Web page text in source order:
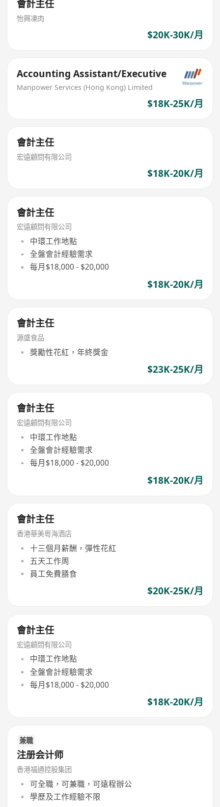
會計主任
怡興凍肉
$20K-30K/月
Accounting Assistant/Executive
Manpower Services (Hong Kong) Limited
$18K-25K/月
會計主任
宏遠顧問有限公司
$18K-20K/月
會計主任
宏遠顧問有限公司
中環工作地點
全盤會計經驗需求
每月$18,000 - $20,000
$18K-20K/月
會計主任
源盛食品
獎勵性花紅，年終獎金
$23K-25K/月
會計主任
宏遠顧問有限公司
中環工作地點
全盤會計經驗需求
每月$18,000 - $20,000
$18K-20K/月
會計主任
香港華美粵海酒店
十三個月薪酬，彈性花紅
五天工作周
員工免費膳食
$20K-25K/月
會計主任
宏遠顧問有限公司
中環工作地點
全盤會計經驗需求
每月$18,000 - $20,000
$18K-20K/月
兼職
注册会计师
香港福通控股集团
可全職，可兼職，可遠程辦公
學歷及工作經驗不限